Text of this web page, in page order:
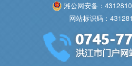
湘公网安备：
网站标识码：